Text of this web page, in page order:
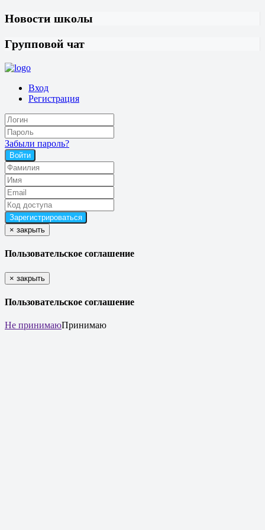
Новости школы
Групповой чат
Вход
Регистрация
Забыли пароль?
Войти
× закрыть
Пользовательское соглашение
× закрыть
Пользовательское соглашение
Не принимаюПринимаю